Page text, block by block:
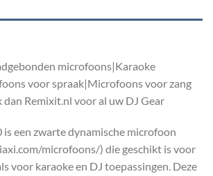
microfoons|Karaoke
voor spraak|Microfoons voor zang
dan Remixit.nl voor al uw DJ Gear
een zwarte dynamische microfoon
microfoons/) die geschikt is voor
voor karaoke en DJ toepassingen. Deze